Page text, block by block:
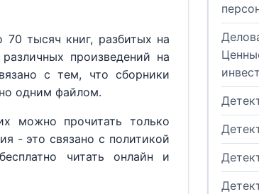
тысяч книг, разбитых на
произведений на
с тем, что сборники
одним файлом.
можно прочитать только
- это связано с политикой
читать онлайн и